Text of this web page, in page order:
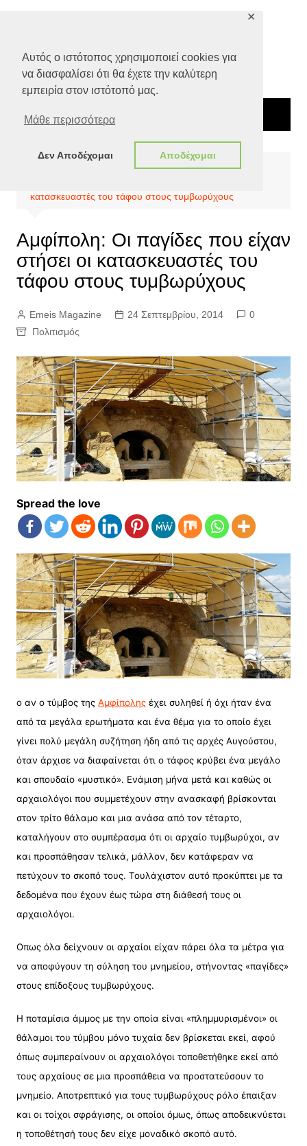
Αυτός ο ιστότοπος χρησιμοποιεί cookies για
να διασφαλίσει ότι θα έχετε την καλύτερη
εμπειρία στον ιστότοπό μας.
Μάθε περισσότερα
Δεν Αποδέχομαι Αποδέχομαι
✕
κατασκευαστές του τάφου στους τυμβωρύχους
Αμφίπολη: Οι παγίδες που είχαν
στήσει οι κατασκευαστές του
τάφου στους τυμβωρύχους
Emeis Magazine 24 Σεπτεμβρίου, 2014
0
Πολιτισμός
Spread the love
ο αν ο τύμβος της Αμφίποληςέχει συληθεί ή όχι ήταν ένα
από τα μεγάλα ερωτήματα και ένα θέμα για το οποίο έχει
γίνει πολύ μεγάλη συζήτηση ήδη από τις αρχές Αυγούστου,
όταν άρχισε να διαφαίνεται ότι ο τάφος κρύβει ένα μεγάλο
και σπουδαίο «μυστικό». Ενάμιση μήνα μετά και καθώς οι
αρχαιολόγοι που συμμετέχουν στην ανασκαφή βρίσκονται
στον τρίτο θάλαμο και μια ανάσα από τον τέταρτο,
καταλήγουν στο συμπέρασμα ότι οι αρχαίο τυμβωρύχοι, αν
και προσπάθησαν τελικά, μάλλον, δεν κατάφεραν να
πετύχουν το σκοπό τους. Τουλάχιστον αυτό προκύπτει με τα
δεδομένα που έχουν έως τώρα στη διάθεσή τους οι
αρχαιολόγοι.
Οπως όλα δείχνουν οι αρχαίοι είχαν πάρει όλα τα μέτρα για
να αποφύγουν τη σύληση του μνημείου, στήνοντας «παγίδες»
στους επίδοξους τυμβωρύχους.
Η ποταμίσια άμμος με την οποία είναι «πλημμυρισμένοι» οι
θάλαμοι του τύμβου μόνο τυχαία δεν βρίσκεται εκεί, αφού
όπως συμπεραίνουν οι αρχαιολόγοι τοποθετήθηκε εκεί από
τους αρχαίους σε μια προσπάθεια να προστατεύσουν το
μνημείο. Αποτρεπτικό για τους τυμβωρύχους ρόλο έπαιξαν
και οι τοίχοι σφράγισης, οι οποίοι όμως, όπως αποδεικνύεται
η τοποθέτησή τους δεν είχε μοναδικό σκοπό αυτό.